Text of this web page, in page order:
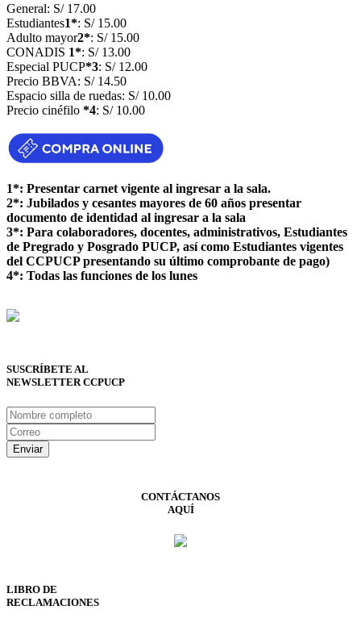
General: S/ 17.00
Estudiantes1*: S/ 15.00
Adulto mayor2*: S/ 15.00
CONADIS 1*: S/ 13.00
Especial PUCP*3: S/ 12.00
Precio BBVA: S/ 14.50
Espacio silla de ruedas: S/ 10.00
Precio cinéfilo *4: S/ 10.00
1*: Presentar carnet vigente al ingresar a la sala.
2*: Jubilados y cesantes mayores de 60 años presentar
documento de identidad al ingresar a la sala
3*: Para colaboradores, docentes, administrativos, Estudiantes
de Pregrado y Posgrado PUCP, así como Estudiantes vigentes
del CCPUCP presentando su último comprobante de pago)
4*: Todas las funciones de los lunes
SUSCRÍBETE AL
NEWSLETTER CCPUCP
CONTÁCTANOS
AQUÍ
LIBRO DE
RECLAMACIONES